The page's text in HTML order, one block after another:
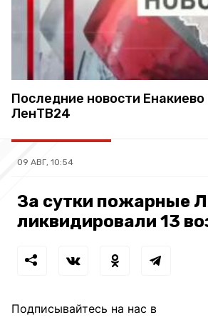
Последние новости Енакиево
ЛенТВ24
09 АВГ, 10:54
За сутки пожарные
ликвидировали 13
Подписывайтесь на нас в